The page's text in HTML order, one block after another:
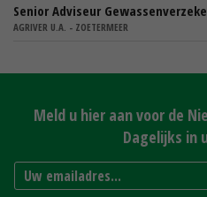
Senior Adviseur
AGRIVER U.A. - ZOETERMEER
Meld u hier aan voor de
Dagelijks in